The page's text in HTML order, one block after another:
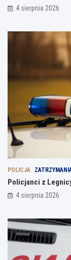
4 sierpnia 2026
POLICJA
Policjanci z
4 sierpnia 2026